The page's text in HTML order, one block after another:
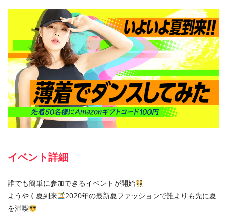
イベント詳細
誰でも簡単に参加できるイベントが開始
ようやく夏到来
2020年の最新夏ファッションで誰よりも先に夏
を満喫